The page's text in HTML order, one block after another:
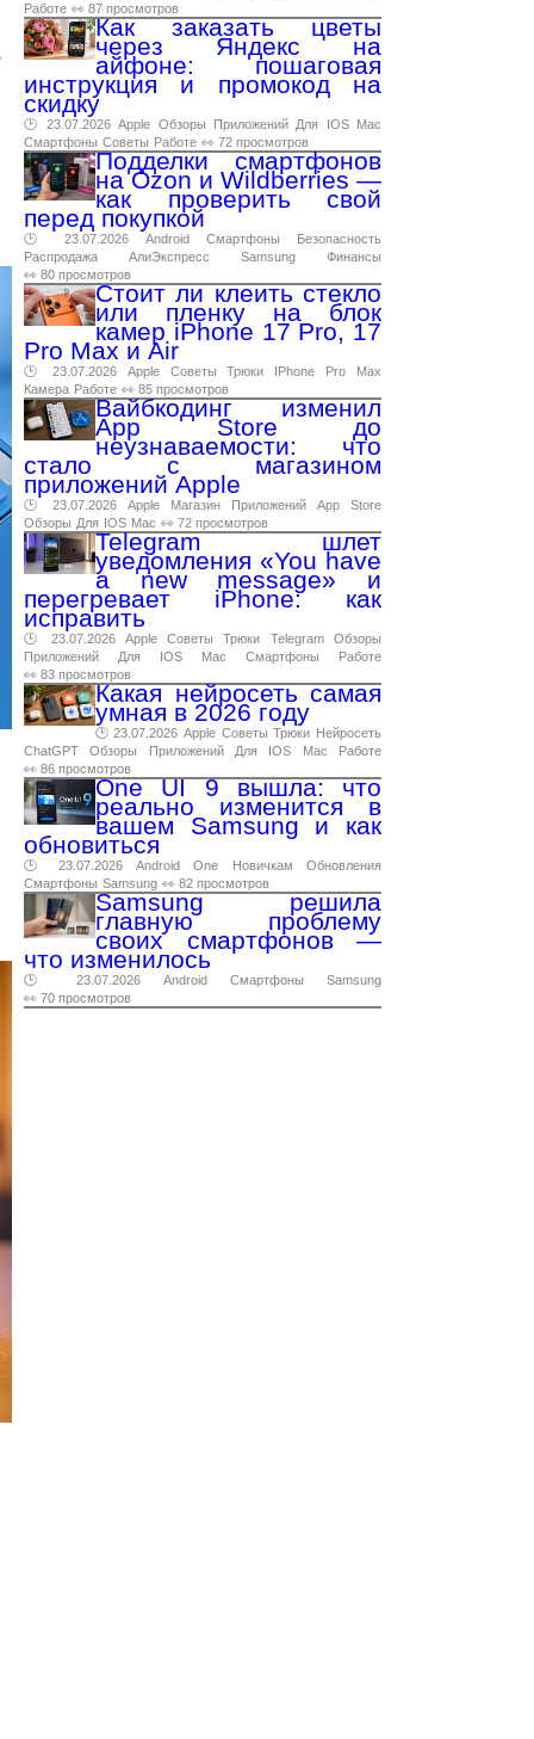
Работе 👀 87 просмотров
Как заказать цветы
через Яндекс на
айфоне: пошаговая
инструкция и промокод на
скидку
🕑 23.07.2026 Apple Обзоры Приложений Для IOS
Mac
Смартфоны Советы Работе 👀 72 просмотров
Подделки смартфонов
на Ozon и Wildberries —
как проверить свой
перед покупкой
🕑 23.07.2026 Android Смартфоны
Безопасность
Распродажа
АлиЭкспресс Samsung
Финансы
👀 80 просмотров
Стоит ли клеить стекло
или пленку на блок
камер iPhone 17 Pro, 17
Pro Max и Air
🕑 23.07.2026 Apple Советы Трюки IPhone Pro
Max
Камера Работе 👀 85 просмотров
Вайбкодинг изменил
App Store до
неузнаваемости: что
стало с магазином
приложений Apple
🕑 23.07.2026 Apple Магазин Приложений App
Store
Обзоры Для IOS Mac 👀 72 просмотров
Telegram шлет
уведомления «You have
a new message» и
перегревает iPhone: как
исправить
🕑 23.07.2026 Apple Советы Трюки Telegram
Обзоры
Приложений
Для IOS Mac Смартфоны
Работе
👀 83 просмотров
Какая нейросеть самая
умная в 2026 году
🕑 23.07.2026 Apple Советы Трюки Нейросеть
ChatGPT
Обзоры Приложений Для IOS Mac
Работе
👀 86 просмотров
One UI 9 вышла: что
реально изменится в
вашем Samsung и как
обновиться
🕑 23.07.2026 Android One Новичкам
Обновления
Смартфоны Samsung 👀 82 просмотров
Samsung решила
главную проблему
своих смартфонов —
что изменилось
🕑 23.07.2026 Android Смартфоны
Samsung
👀 70 просмотров